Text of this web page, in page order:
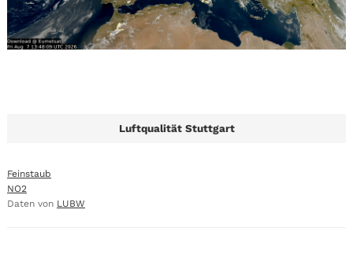
Luftqualität Stuttgart
Feinstaub
NO2
Daten von LUBW